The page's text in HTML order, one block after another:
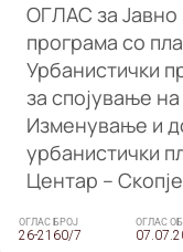
ОГЛАС за Јавно
програма со
Урбанистички
за спојување
Изменување и
урбанистички
Центар – Скопје
ОГЛАС БРОЈ
26-2160/7
ОГЛАС